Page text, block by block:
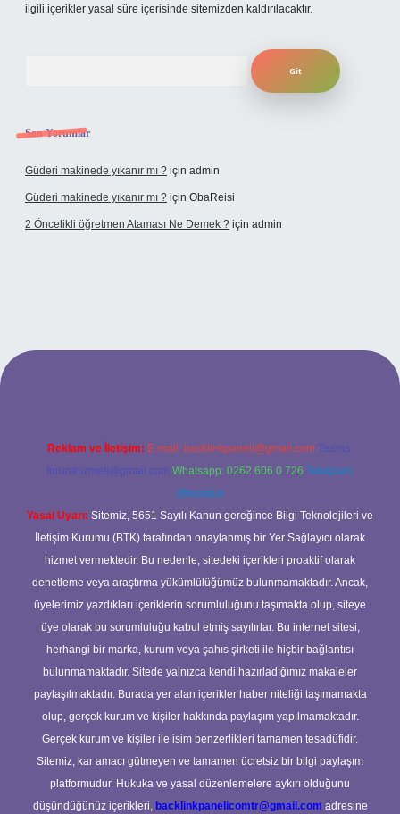
ilgili içerikler yasal süre içerisinde sitemizden kaldırılacaktır.
Son Yorumlar
Güderi makinede yıkanır mı ? için admin
Güderi makinede yıkanır mı ? için ObaReisi
2 Öncelikli öğretmen Ataması Ne Demek ? için admin
Reklam ve İletişim: E-mail: backlinkpaneli@gmail.com Teams:
forumhizmeti@gmail.com Whatsapp: 0262 606 0 726 Telegram:
@karabul
Yasal Uyarı: Sitemiz, 5651 Sayılı Kanun gereğince Bilgi Teknolojileri ve
İletişim Kurumu (BTK) tarafından onaylanmış bir Yer Sağlayıcı olarak
hizmet vermektedir. Bu nedenle, sitedeki içerikleri proaktif olarak
denetleme veya araştırma yükümlülüğümüz bulunmamaktadır. Ancak,
üyelerimiz yazdıkları içeriklerin sorumluluğunu taşımakta olup, siteye
üye olarak bu sorumluluğu kabul etmiş sayılırlar. Bu internet sitesi,
herhangi bir marka, kurum veya şahıs şirketi ile hiçbir bağlantısı
bulunmamaktadır. Sitede yalnızca kendi hazırladığımız makaleler
paylaşılmaktadır. Burada yer alan içerikler haber niteliği taşımamakta
olup, gerçek kurum ve kişiler hakkında paylaşım yapılmamaktadır.
Gerçek kurum ve kişiler ile isim benzerlikleri tamamen tesadüfidir.
Sitemiz, kar amacı gütmeyen ve tamamen ücretsiz bir bilgi paylaşım
platformudur. Hukuka ve yasal düzenlemelere aykırı olduğunu
düşündüğünüz içerikleri, backlinkpanelicomtr@gmail.com adresine